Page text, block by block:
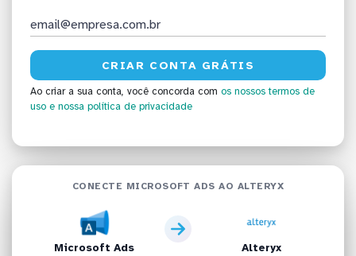
Ao criar a sua conta, você concorda com os nossos termos de
uso e nossa política de privacidade
CONECTE MICROSOFT ADS AO ALTERYX
Microsoft Ads Alteryx